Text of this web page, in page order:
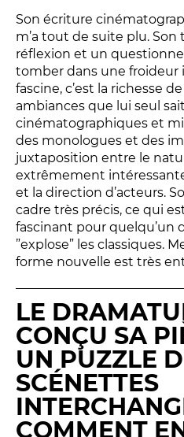
Brochure interactive
Entre spectateurs
Espace relais
Newsletter
Réservez
Abonnez-
Billetterie
Son écriture
m’a tout de suite plu.
réflexion et un
tomber dans une froideur
fascine, c’est la richesse
ambiances que lui seul
cinématographiques et
des monologues et des
juxtaposition entre le
extrêmement
et la direction d’acteurs.
cadre très précis, ce qui
fascinant pour quelqu’un
”explose” les classiques.
forme nouvelle est très
LE
CONÇU SA
UN PUZZLE
SCÉNETTES
COMMENT